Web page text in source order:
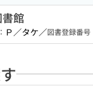
館
Ｐ／タケ／図書登録番号